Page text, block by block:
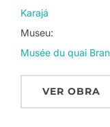
Karajá
Museu:
Musée du quai
VER OBRA